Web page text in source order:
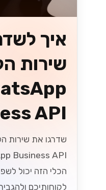
איך
שירות
API
שדרגו את שירות
הכלי הזה יכול
לקוחותיכם